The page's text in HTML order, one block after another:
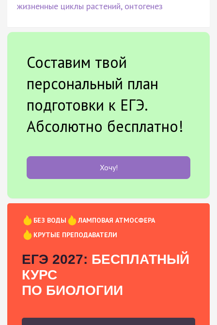
жизненные циклы растений, онтогенез
Составим твой
персональный план
подготовки к ЕГЭ.
Абсолютно бесплатно!
Хочу!
БЕЗ ВОДЫ
ЛАМПОВАЯ АТМОСФЕРА
КРУТЫЕ ПРЕПОДАВАТЕЛИ
ЕГЭ 2027: БЕСПЛАТНЫЙ
КУРС
ПО БИОЛОГИИ